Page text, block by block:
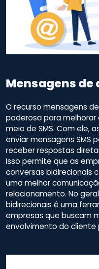
Mensagens de
O recurso mensagens
poderosa para
meio de SMS. Com ele,
enviar mensagens SMS
receber respostas
Isso permite que as
conversas bidirecionais
uma melhor
relacionamento. No
bidirecionais é uma
empresas que buscam
envolvimento do cliente